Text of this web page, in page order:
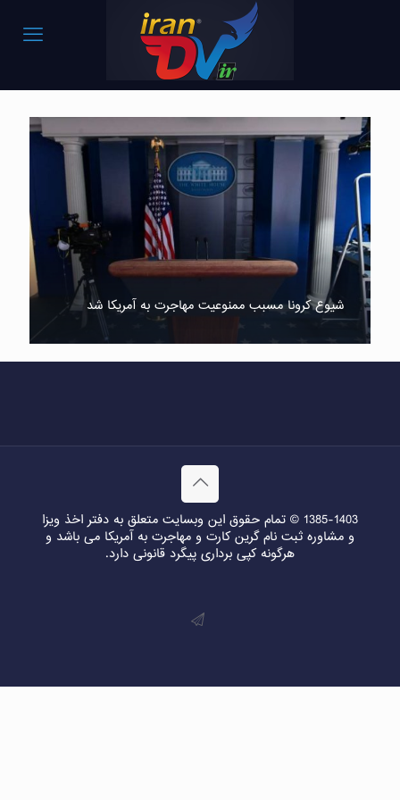
شیوع کرونا مسبب ممنوعیت مهاجرت به آمریکا شد
1385-1403 © تمام حقوق این وبسایت متعلق به دفتر اخذ ویزا
و مشاوره ثبت نام گرین کارت و مهاجرت به آمریکا می باشد و
هرگونه کپی برداری پیگرد قانونی دارد.